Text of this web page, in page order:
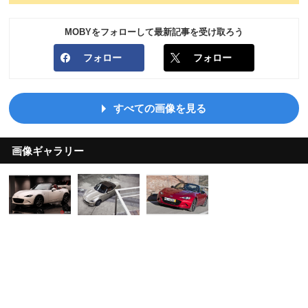
MOBYをフォローして最新記事を受け取ろう
フォロー フォロー
すべての画像を見る
画像ギャラリー